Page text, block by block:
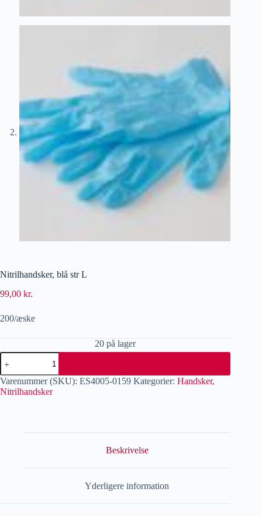
Nitrilhandsker, blå str L
99,00 kr.
200/æske
20 på lager
Varenummer (SKU): ES4005-0159 Kategorier: Handsker,
Nitrilhandsker
Beskrivelse
Yderligere information